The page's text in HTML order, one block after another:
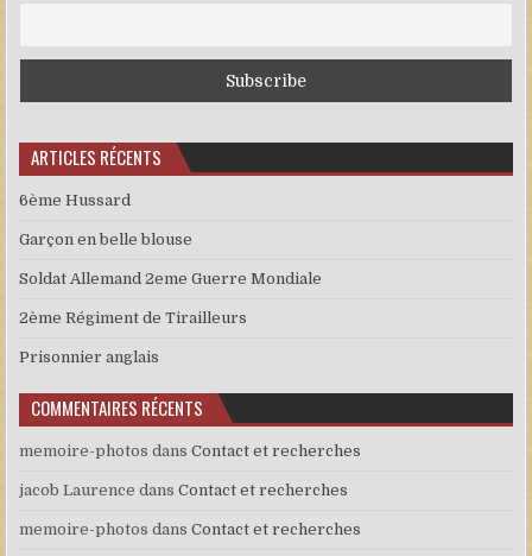
ARTICLES RÉCENTS
6ème Hussard
Garçon en belle blouse
Soldat Allemand 2eme Guerre Mondiale
2ème Régiment de Tirailleurs
Prisonnier anglais
COMMENTAIRES RÉCENTS
memoire-photos dansContact et recherches
jacob Laurence dansContact et recherches
memoire-photos dansContact et recherches